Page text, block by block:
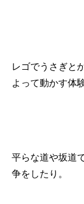
レゴでうさぎと
よって動かす体
平らな道や坂道
争をしたり。